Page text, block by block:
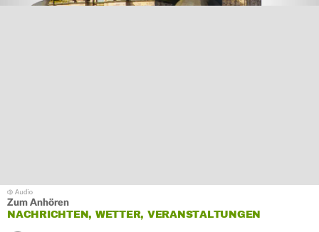
Zum Anhören
NACHRICHTEN, WETTER, VERANSTALTUNGEN